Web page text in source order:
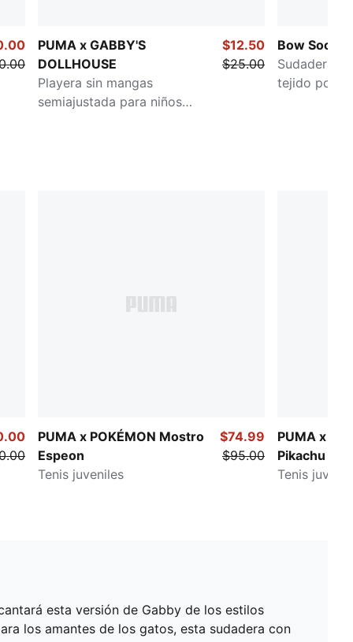
PUMA x GABBY'S
DOLLHOUSE
Playera sin mangas
semiajustada para niños
$12.50
$25.00
Bow Society
Sudadera
tejido polar
PUMA x POKÉMON Mostro
Espeon
Tenis juveniles
$74.99
$95.00
PUMA x
Pikachu
Tenis
esta versión de Gabby de los estilos
los amantes de los gatos, esta sudadera con